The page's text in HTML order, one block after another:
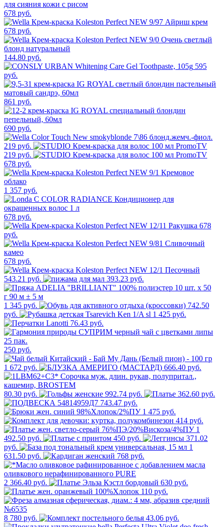
678 руб.
678 руб.
144.80 руб.
595
руб.
861 руб.
690 руб.
219 руб.
219 руб.
678 руб.
1 357 руб.
678 руб.
678
руб.
678 руб.
543.21 руб. 393.23 руб.
1 345 руб.
742.50
руб.
1 425 руб.
76.43 руб.
250 руб.
1 672 руб. 666.40 руб.
80.30 руб. 992.74 руб.
362.60 руб.
743.47 руб.
1 475 руб.
414 руб.
1
492.50 руб.
450 руб.
371.02
руб.
1
631.50 руб.
768 руб.
2 366.40 руб.
630 руб.
110 руб.
8 780 руб. 43.06 руб.